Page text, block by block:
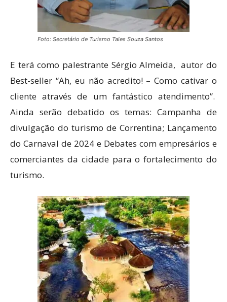
Foto: Secretário de Turismo Tales Souza Santos
E terá como palestrante Sérgio Almeida, autor do
Best-seller “Ah, eu não acredito! – Como cativar o
cliente através de um fantástico atendimento”.
Ainda serão debatido os temas: Campanha de
divulgação do turismo de Correntina; Lançamento
do Carnaval de 2024 e Debates com empresários e
comerciantes da cidade para o fortalecimento do
turismo.